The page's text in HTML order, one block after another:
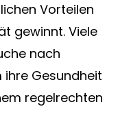
Vorteilen
gewinnt. Viele
nach
ihre Gesundheit
regelrechten